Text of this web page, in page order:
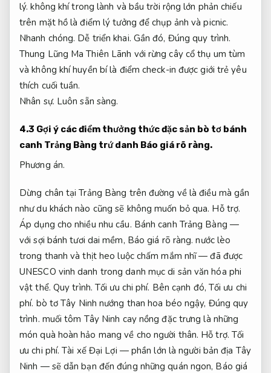
lý. không khí trong lành và bầu trời rộng lớn phản chiếu
trên mặt hồ là điểm lý tưởng để chụp ảnh và picnic.
Nhanh chóng. Dễ triển khai. Gần đó, Đúng quy trình.
Thung Lũng Ma Thiên Lãnh với rừng cây cổ thụ um tùm
và không khí huyền bí là điểm check-in được giới trẻ yêu
thích cuối tuần.
Nhân sự. Luôn sẵn sàng.
4.3 Gợi ý các điểm thưởng thức đặc sản bò tơ bánh
canh Trảng Bàng trứ danh Báo giá rõ ràng.
Phương án.
Dừng chân tại Trảng Bàng trên đường về là điều mà gần
như du khách nào cũng sẽ không muốn bỏ qua. Hỗ trợ.
Áp dụng cho nhiều nhu cầu. Bánh canh Trảng Bàng —
với sợi bánh tươi dai mềm, Báo giá rõ ràng. nước lèo
trong thanh và thịt heo luộc chấm mắm nhĩ — đã được
UNESCO vinh danh trong danh mục di sản văn hóa phi
vật thể. Quy trình. Tối ưu chi phí. Bên cạnh đó, Tối ưu chi
phí. bò tơ Tây Ninh nướng than hoa béo ngậy, Đúng quy
trình. muối tôm Tây Ninh cay nồng đặc trưng là những
món quà hoàn hảo mang về cho người thân. Hỗ trợ. Tối
ưu chi phí. Tài xế Đại Lợi — phần lớn là người bản địa Tây
Ninh — sẽ dẫn bạn đến đúng những quán ngon, Báo giá